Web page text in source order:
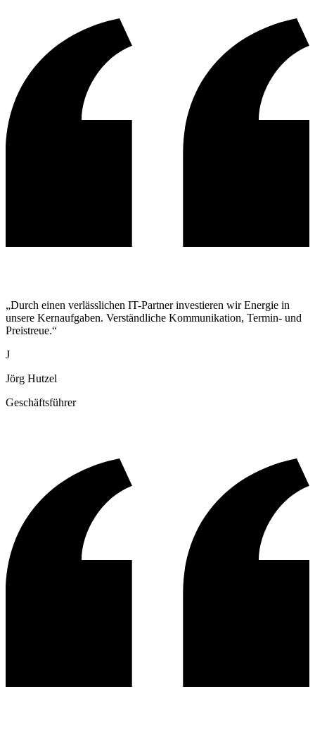
„Durch einen verlässlichen IT-Partner investieren wir Energie in
unsere Kernaufgaben. Verständliche Kommunikation, Termin- und
Preistreue.“
J
Jörg Hutzel
Geschäftsführer